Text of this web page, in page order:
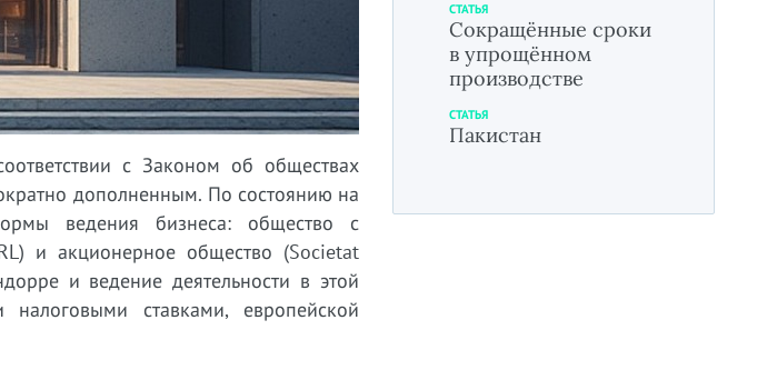
с Законом об обществах
дополненным. По состоянию на
ведения бизнеса: общество с
и акционерное общество (Societat
и ведение деятельности в этой
ставками, европейской
СТАТЬЯ
Сокращённые сроки
в упрощённом
производстве
СТАТЬЯ
Пакистан